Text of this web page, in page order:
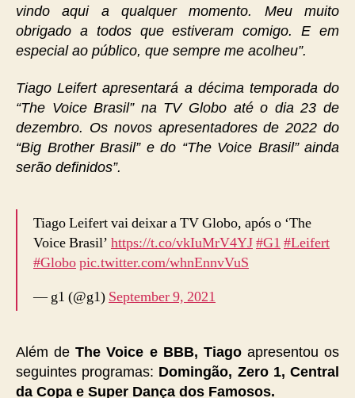
vindo aqui a qualquer momento. Meu muito
obrigado a todos que estiveram comigo. E em
especial ao público, que sempre me acolheu”.
Tiago Leifert apresentará a décima temporada do
“The Voice Brasil” na TV Globo até o dia 23 de
dezembro. Os novos apresentadores de 2022 do
“Big Brother Brasil” e do “The Voice Brasil” ainda
serão definidos”.
Tiago Leifert vai deixar a TV Globo, após o ‘The
Voice Brasil’ https://t.co/vkIuMrV4YJ#G1 #Leifert
#Globopic.twitter.com/whnEnnvVuS
— g1 (@g1) September 9, 2021
Além de The Voice e BBB, Tiagoapresentou os
seguintes programas: Domingão, Zero 1, Central
da Copa e Super Dança dos Famosos.